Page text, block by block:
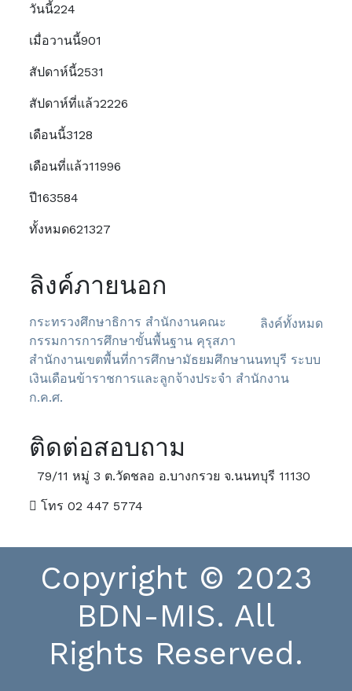
วันนี้224
เมื่อวานนี้901
สัปดาห์นี้2531
สัปดาห์ที่แล้ว2226
เดือนนี้3128
เดือนที่แล้ว11996
ปี163584
ทั้งหมด621327
ลิงค์ภายนอก
ลิงค์ทั้งหมด
กระทรวงศึกษาธิการ สำนักงานคณะ
กรรมการการศึกษาขั้นพื้นฐาน คุรุสภา
สำนักงานเขตพื้นที่การศึกษามัธยมศึกษานนทบุรี ระบบ
เงินเดือนข้าราชการและลูกจ้างประจำ สำนักงาน
ก.ค.ศ.
ติดต่อสอบถาม
79/11 หมู่ 3 ต.วัดชลอ อ.บางกรวย จ.นนทบุรี 11130
โทร 02 447 5774
Copyright © 2023
BDN-MIS. All
Rights Reserved.